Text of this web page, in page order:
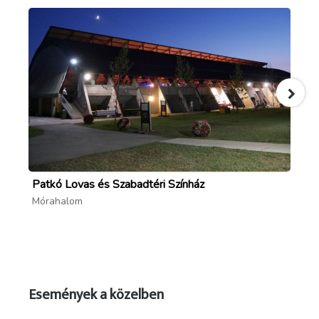
Patkó Lovas és Szabadtéri Színház
Mórahalom
Események a közelben